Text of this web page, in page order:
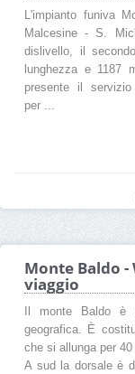
L'impianto funiva
Malcesine - S.
dislivello, il
lunghezza e 1187
presente il
per ...
Monte Baldo
viaggio
Il monte Baldo è
geografica. È
che si allunga per
A sud la dorsale è